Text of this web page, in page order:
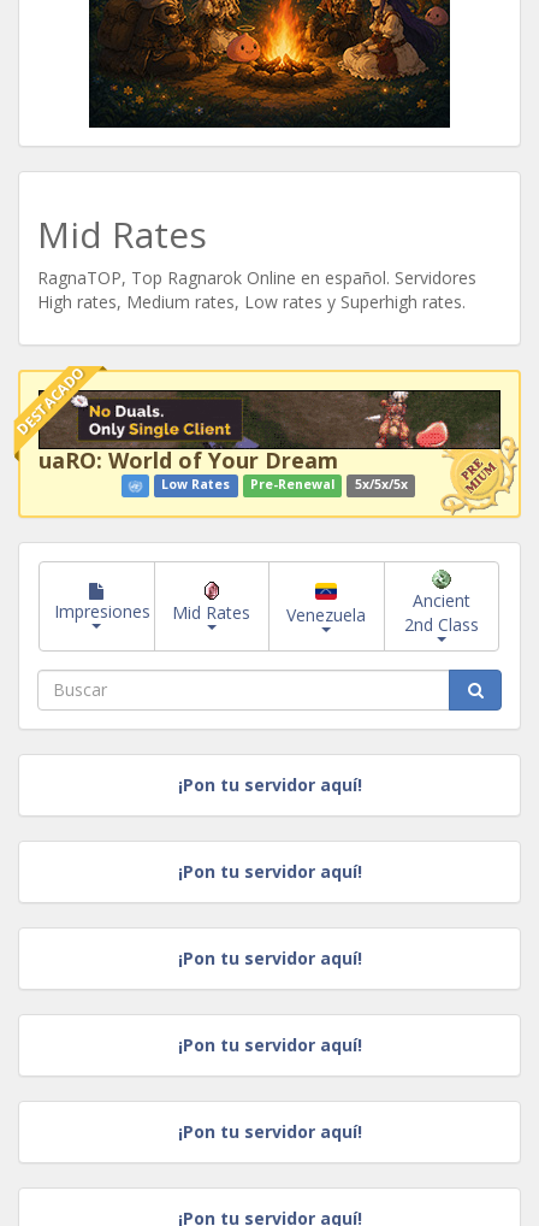
Mid Rates
RagnaTOP, Top Ragnarok Online en español. Servidores
High rates, Medium rates, Low rates y Superhigh rates.
DESTACADO
uaRO: World of Your Dream
Low Rates Pre-Renewal 5x/5x/5x
Impresiones Mid Rates Venezuela
Ancient
2nd Class
¡Pon tu servidor aquí!
¡Pon tu servidor aquí!
¡Pon tu servidor aquí!
¡Pon tu servidor aquí!
¡Pon tu servidor aquí!
¡Pon tu servidor aquí!